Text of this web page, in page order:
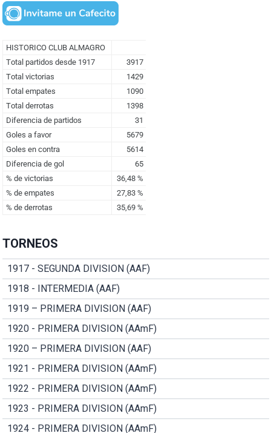
TORNEOS
1917 - SEGUNDA DIVISION (AAF)
1918 - INTERMEDIA (AAF)
1919 – PRIMERA DIVISION (AAF)
1920 - PRIMERA DIVISION (AAmF)
1920 – PRIMERA DIVISION (AAF)
1921 - PRIMERA DIVISION (AAmF)
1922 - PRIMERA DIVISION (AAmF)
1923 - PRIMERA DIVISION (AAmF)
1924 - PRIMERA DIVISION (AAmF)